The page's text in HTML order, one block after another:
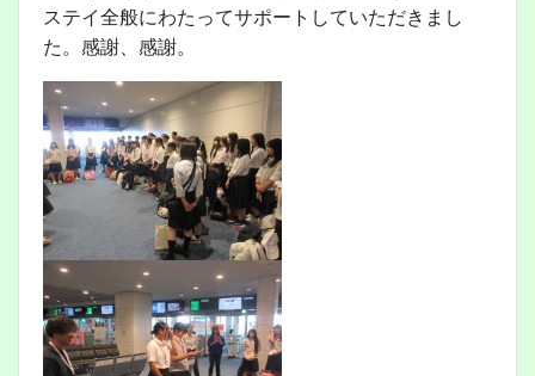
ステイ全般にわたってサポートしていただきまし
た。感謝、感謝。